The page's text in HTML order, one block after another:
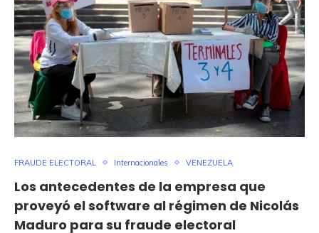
FRAUDE ELECTORAL Internacionales VENEZUELA
Los antecedentes de la empresa que
proveyó el software al régimen de Nicolás
Maduro para su fraude electoral